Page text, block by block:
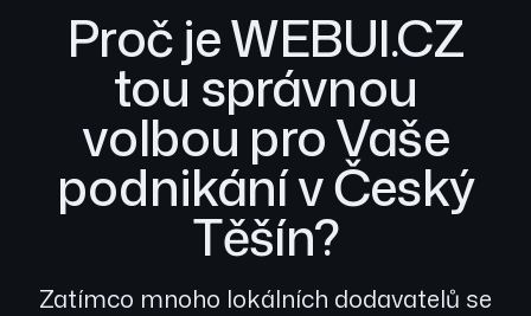
Proč je WEBUI.CZ
tou správnou
volbou pro Vaše
podnikání v Český
Těšín?
Zatímco mnoho lokálních dodavatelů se